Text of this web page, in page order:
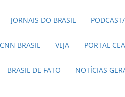
JORNAIS DO BRASIL
CNN BRASIL VEJA PORTAL
BRASIL DE FATO NOTÍCIAS